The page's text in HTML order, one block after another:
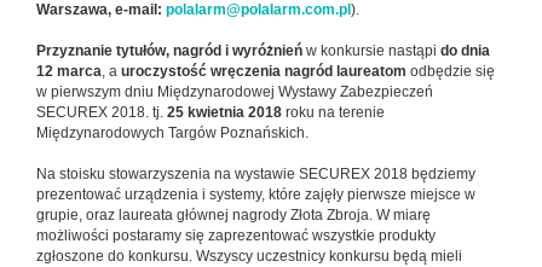
Warszawa, e-mail: polalarm@polalarm.com.pl ).
Przyznanie tytułów, nagród i wyróżnień w konkursie nastąpi do dnia
12 marca, a uroczystość wręczenia nagród laureatom odbędzie się
w pierwszym dniu Międzynarodowej Wystawy Zabezpieczeń
SECUREX 2018. tj. 25 kwietnia 2018 roku na terenie
Międzynarodowych Targów Poznańskich.
Na stoisku stowarzyszenia na wystawie SECUREX 2018 będziemy
prezentować urządzenia i systemy, które zajęły pierwsze miejsce w
grupie, oraz laureata głównej nagrody Złota Zbroja. W miarę
możliwości postaramy się zaprezentować wszystkie produkty
zgłoszone do konkursu. Wszyscy uczestnicy konkursu będą mieli